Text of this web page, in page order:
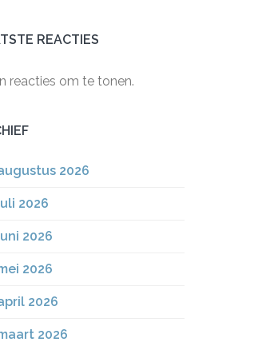
REACTIES
reacties om te tonen.
2026
2026
2026
2026
2026
2026